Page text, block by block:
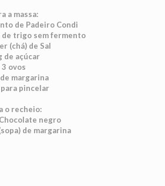
a massa:
de Padeiro Condi
de trigo sem fermento
(chá) de Sal
de açúcar
3 ovos
margarina
pincelar
o recheio:
negro
de margarina